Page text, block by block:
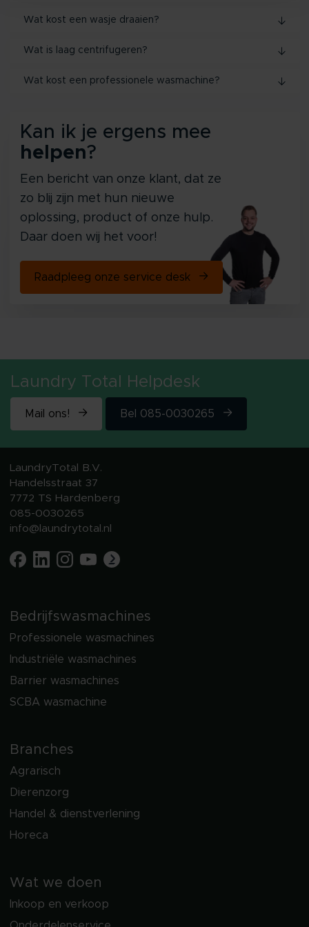
Wat kost een wasje draaien?
Wat is laag centrifugeren?
Wat kost een professionele wasmachine?
Kan ik je ergens mee
helpen?
Een bericht van onze klant, dat ze
zo blij zijn met hun nieuwe
oplossing, product of onze hulp.
Daar doen wij het voor!
Raadpleeg onze service desk
Laundry Total Helpdesk
Mail ons! Bel 085-0030265
LaundryTotal B.V.
Handelsstraat 37
7772 TS Hardenberg
085-0030265
info@laundrytotal.nl
Bedrijfswasmachines
Professionele wasmachines
Industriële wasmachines
Barrier wasmachines
SCBA wasmachine
Branches
Agrarisch
Dierenzorg
Handel & dienstverlening
Horeca
Wat we doen
Inkoop en verkoop